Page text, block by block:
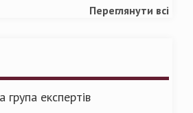
Переглянути всі
експертів